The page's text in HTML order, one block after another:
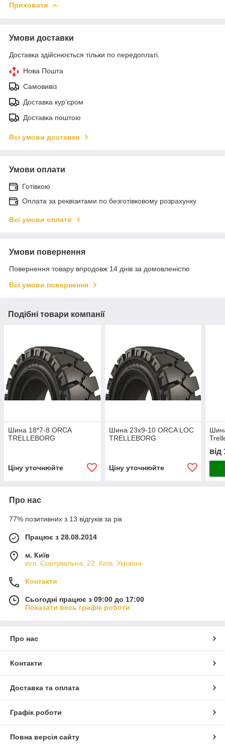
Приховати
Умови доставки
Доставка здійснюється тільки по передоплаті.
Нова Пошта
Самовивіз
Доставка кур'єром
Доставка поштою
Всі умови доставки
Умови оплати
Готівкою
Оплата за реквізитами по безготівковому розрахунку
Всі умови оплати
Умови повернення
Повернення товару впродовж 14 днів за домовленістю
Всі умови повернення
Подібні товари компанії
Шина 18*7-8 ORCA
TRELLEBORG
Ціну уточнюйте
Шина 23x9-10 ORCA LOC
TRELLEBORG
Ціну уточнюйте
від
Про нас
77% позитивних з 13 відгуків за рік
Працює з 28.08.2014
м. Київ
вул. Сортувальна, 22, Київ, Україна
Контакти
Сьогодні працює з 09:00 до 17:00
Показати весь графік роботи
Про нас
Контакти
Доставка та оплата
Графік роботи
Повна версія сайту